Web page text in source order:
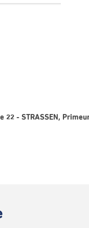
22 - STRASSEN,